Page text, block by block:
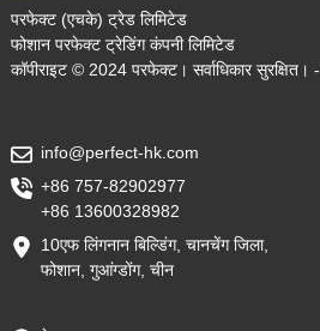
परफेक्ट (एचके) ट्रेड लिमिटेड
फोशान परफेक्ट ट्रेडिंग कंपनी लिमिटेड
कॉपीराइट © 2024 परफेक्ट। सर्वाधिकार सुरक्षित। -
info@perfect-hk.com
+86 757-82902977
+86 13600328982
10एफ लिंगनान बिल्डिंग, चानचेंग जिला,
फोशान, गुआंग्डोंग, चीन